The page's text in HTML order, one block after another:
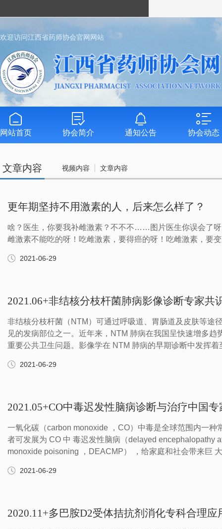
欢迎访问江西省药师协会官网网站
网站首页 协会简介 通知公告 协会动态
文章内容 视频内容 文章内容
更年期坚持不用激素的人，后来怎么样了？
啥？医生，你要我补雌激素？不不不……图片医生你误会了
雌激素不能吃的呀！吃雌激素，要得癌的呀！吃雌激素，要
2021-06-29
2021.06+非结核分枝杆菌肺病影像诊断专家共
非结核分枝杆菌（NTM）可通过呼吸道、胃肠道及皮肤等途
见的发病部位之一。近年来，NTM 肺病在我国呈快速增多趋
重要公共卫生问题。影像学在 NTM 肺病的早期诊断中发挥着
2021-06-29
2021.05+CO中毒迟发性脑病诊断与治疗中国
一氧化碳（carbon monoxide ，CO）中毒是全球范围内一种
者可发展为 CO 中 毒迟发性脑病（delayed encephalopathy
monoxide poisoning ，DEACMP） ，给家庭和社会带来巨
2021-06-29
2020.11+多巴胺D2受体拮抗剂消化专科合理